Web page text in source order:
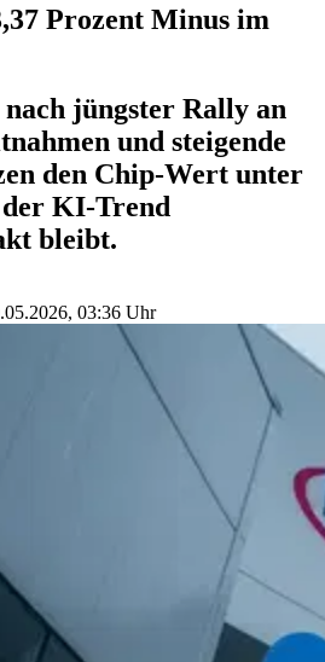
Prozent Minus im
jüngster Rally an
und steigende
den Chip-Wert unter
KI-Trend
bleibt.
03:36 Uhr